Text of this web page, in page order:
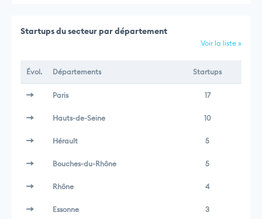
Startups du secteur par département
Voir la liste »
Évol. Départements Startups
Paris 17
Hauts-de-Seine 10
Hérault 5
Bouches-du-Rhône 5
Rhône 4
Essonne 3